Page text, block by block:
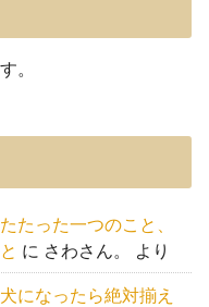
。
たった一つのこと、
に さわさん。 より
になったら絶対揃え